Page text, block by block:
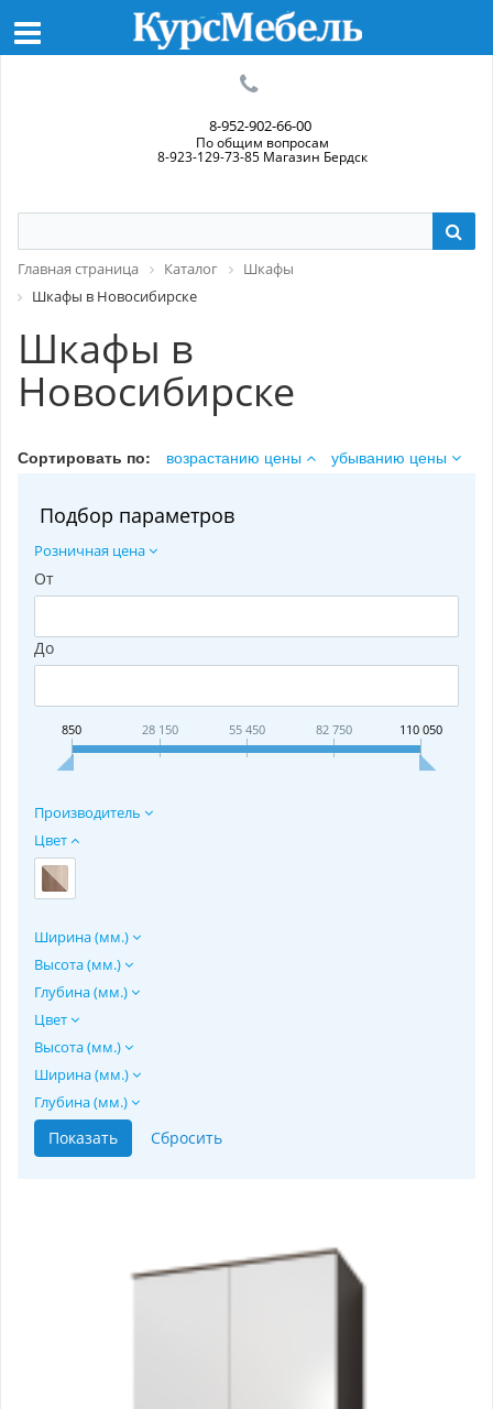
8-952-902-66-00
По общим вопросам
8-923-129-73-85 Магазин Бердск
Главная страница Каталог
Шкафы
Шкафы в Новосибирске
Шкафы в
Новосибирске
Сортировать по: возрастанию цены убыванию цены
Подбор параметров
Розничная цена
От
До
850 28 150 55 450 82 750 110 050
Производитель
Цвет
Ширина (мм.)
Высота (мм.)
Глубина (мм.)
Цвет
Высота (мм.)
Ширина (мм.)
Глубина (мм.)